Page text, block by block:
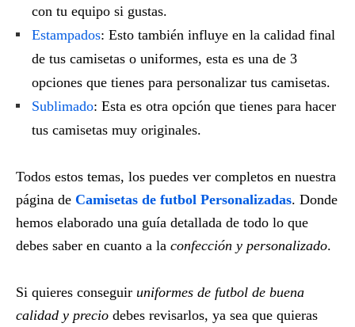
con tu equipo si gustas.
Estampados: Esto también influye en la calidad final
de tus camisetas o uniformes, esta es una de 3
opciones que tienes para personalizar tus camisetas.
Sublimado: Esta es otra opción que tienes para hacer
tus camisetas muy originales.
Todos estos temas, los puedes ver completos en nuestra
página de Camisetas de futbol Personalizadas. Donde
hemos elaborado una guía detallada de todo lo que
debes saber en cuanto a la confección y personalizado.
Si quieres conseguir uniformes de futbol de buena
calidad y precio debes revisarlos, ya sea que quieras